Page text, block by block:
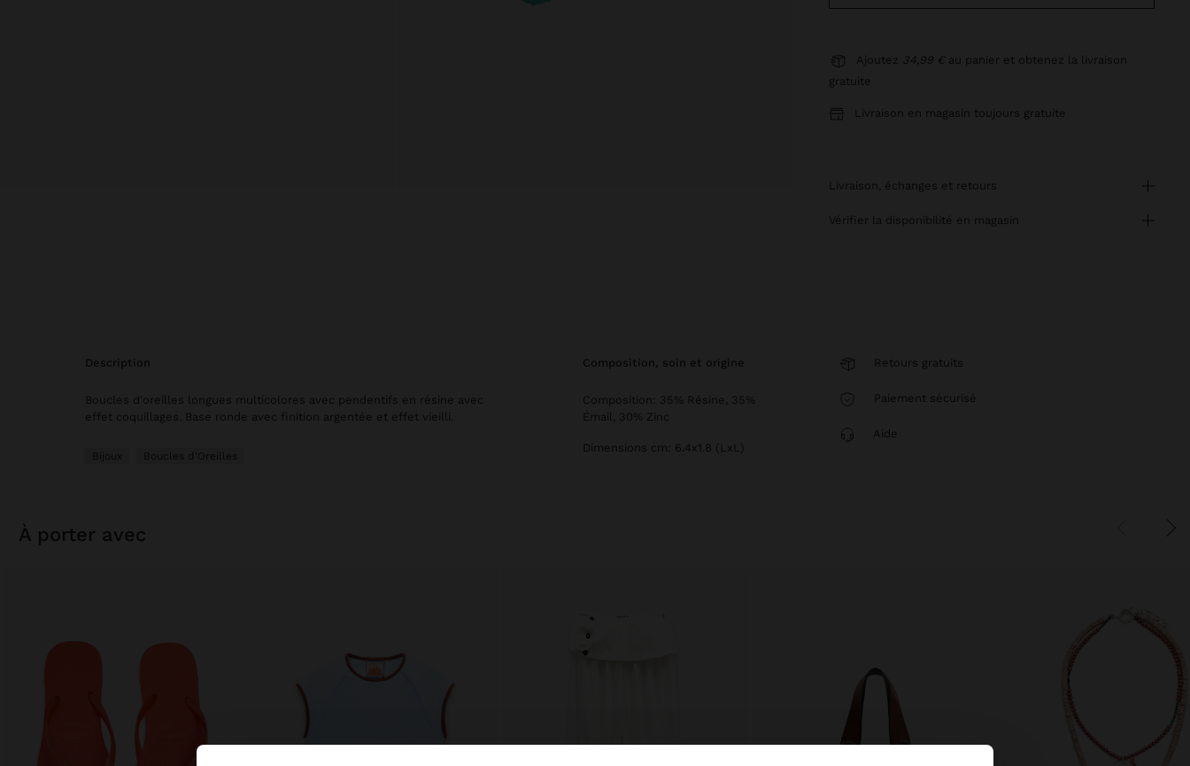
Ajoutez 34,99 € au panier et obtenez la livraison
gratuite
Livraison en magasin toujours gratuite
livraison, échanges et retours
vérifier la disponibilité en magasin
description
Boucles d'oreilles longues multicolores avec pendentifs en résine avec
effet coquillages. Base ronde avec finition argentée et effet vieilli.
Bijoux Boucles d'Oreilles
composition, soin et origine
Composition: 35% Résine, 35%
Émail, 30% Zinc
Dimensions cm: 6.4x1.8 (LxL)
Retours gratuits
Paiement sécurisé
Aide
à porter avec